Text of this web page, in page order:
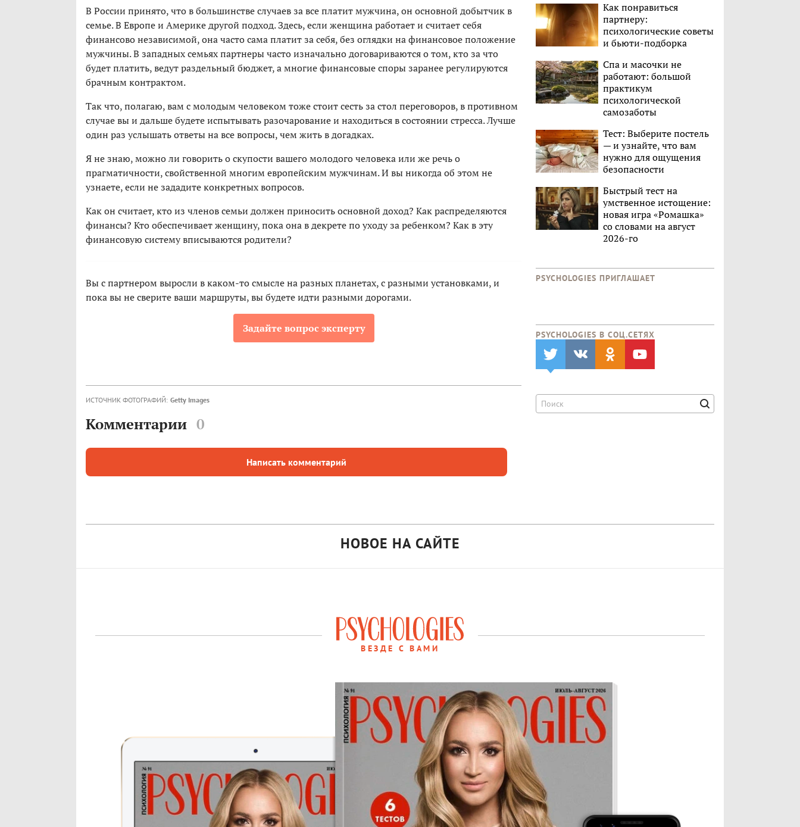
В России принято, что в большинстве случаев за все платит мужчина, он основной добытчик в
семье. В Европе и Америке другой подход. Здесь, если женщина работает и считает себя
финансово независимой, она часто сама платит за себя, без оглядки на финансовое положение
мужчины. В западных семьях партнеры часто изначально договариваются о том, кто за что
будет платить, ведут раздельный бюджет, а многие финансовые споры заранее регулируются
брачным контрактом.
Так что, полагаю, вам с молодым человеком тоже стоит сесть за стол переговоров, в противном
случае вы и дальше будете испытывать разочарование и находиться в состоянии стресса. Лучше
один раз услышать ответы на все вопросы, чем жить в догадках.
Я не знаю, можно ли говорить о скупости вашего молодого человека или же речь о
прагматичности, свойственной многим европейским мужчинам. И вы никогда об этом не
узнаете, если не зададите конкретных вопросов.
Как он считает, кто из членов семьи должен приносить основной доход? Как распределяются
финансы? Кто обеспечивает женщину, пока она в декрете по уходу за ребенком? Как в эту
финансовую систему вписываются родители?
Вы с партнером выросли в каком-то смысле на разных планетах, с разными установками, и
пока вы не сверите ваши маршруты, вы будете идти разными дорогами.
Задайте вопрос эксперту
ИСТОЧНИК ФОТОГРАФИЙ: Getty Images
Комментарии 0
Написать комментарий
Как понравиться
партнеру:
психологические советы
и бьюти-подборка
Спа и масочки не
работают: большой
практикум
психологической
самозаботы
Тест: Выберите постель
— и узнайте, что вам
нужно для ощущения
безопасности
Быстрый тест на
умственное истощение:
новая игра «Ромашка»
со словами на август
2026-го
PSYCHOLOGIES ПРИГЛАШАЕТ
PSYCHOLOGIES В CОЦ.СЕТЯХ
НОВОЕ НА САЙТЕ
ВЕЗДЕ С ВАМИ